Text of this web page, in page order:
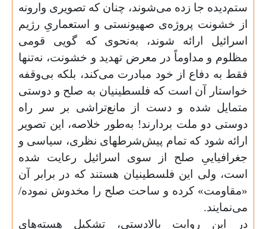
ستم‌دیده جا زده می‌شوند، چنان که تصویری وارونه‌
از خشونت پروژه‌ی صهیونستی و استعماریِ رژیم
اسرائیل ارائه شوند، به‌نحوی که گویی قومی
مظلوم و مداوماً در معرض تهدید و خشونت، نه‌تنها
فقط به دفاع از خود مبادرت می‌کند، بلکه بی‌وقفه
خواستار آن است که فلسطینیان به صلح و دوستی
متمایل شده و دست از مانع‌تراشی بر سر راه
دوستی دو ملت بردارند! به‌طور خلاصه، این تصویر
ارائه شود که تمام پیش‌شرطهای نظری، سیاسی و
جغرافیاییِ صلح از سوی اسرائیل رعایت شده
است، ولی این فلسطینیان هستند که در برابر آن
«مقاومت» کرده و ساحت صلح را مخدوش نموده/
می‌نمایند.
در این روایت بالادستی، تشکیل هسته‌های